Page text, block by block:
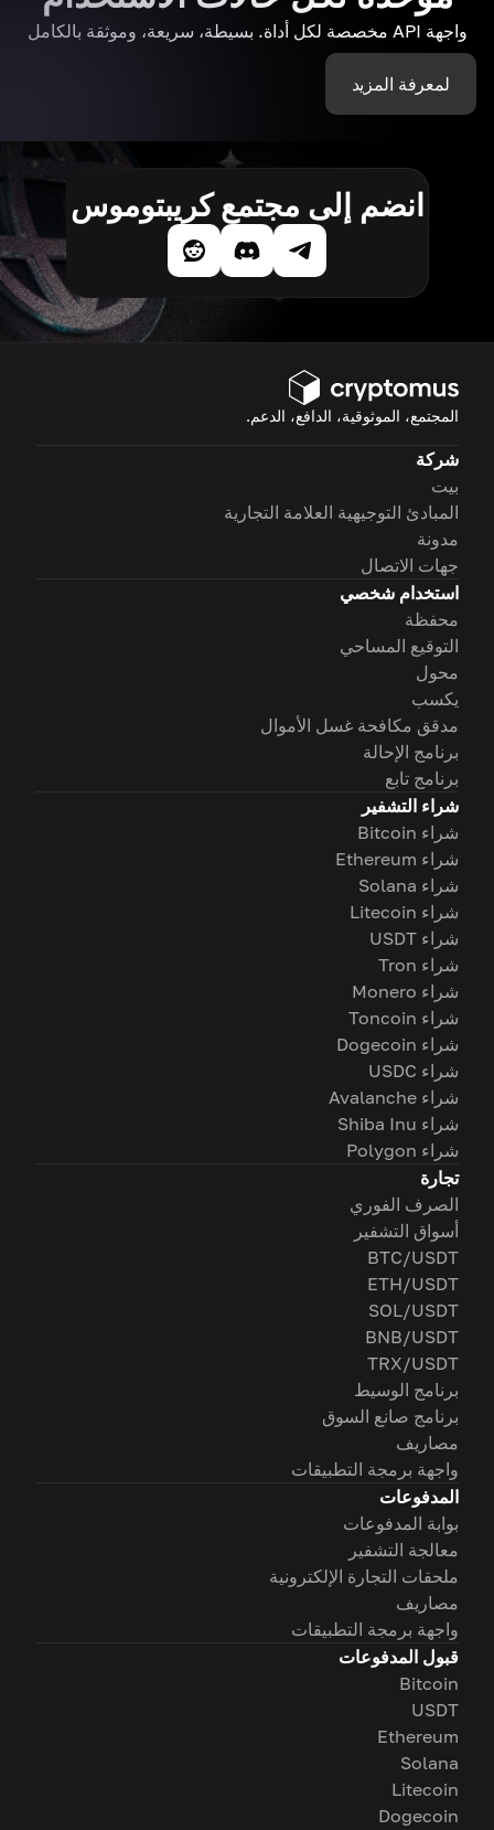
واجهة API مخصصة لكل أداة. بسيطة، سريعة، وموثقة بالكامل
لمعرفة المزيد
انضم إلى مجتمع كريبتوموس
المجتمع، الموثوقية، الدافع، الدعم.
شركة
بيت
المبادئ التوجيهية العلامة التجارية
مدونة
جهات الاتصال
استخدام شخصي
محفظة
التوقيع المساحي
محول
يكسب
مدقق مكافحة غسل الأموال
برنامج الإحالة
برنامج تابع
شراء التشفير
شراء Bitcoin
شراء Ethereum
شراء Solana
شراء Litecoin
شراء USDT
شراء Tron
شراء Monero
شراء Toncoin
شراء Dogecoin
شراء USDC
شراء Avalanche
شراء Shiba Inu
شراء Polygon
تجارة
الصرف الفوري
أسواق التشفير
BTC/USDT
ETH/USDT
SOL/USDT
BNB/USDT
TRX/USDT
برنامج الوسيط
برنامج صانع السوق
مصاريف
واجهة برمجة التطبيقات
المدفوعات
بوابة المدفوعات
معالجة التشفير
ملحقات التجارة الإلكترونية
مصاريف
واجهة برمجة التطبيقات
قبول المدفوعات
Bitcoin
USDT
Ethereum
Solana
Litecoin
Dogecoin